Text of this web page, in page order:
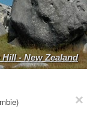
Hill - New Zealand